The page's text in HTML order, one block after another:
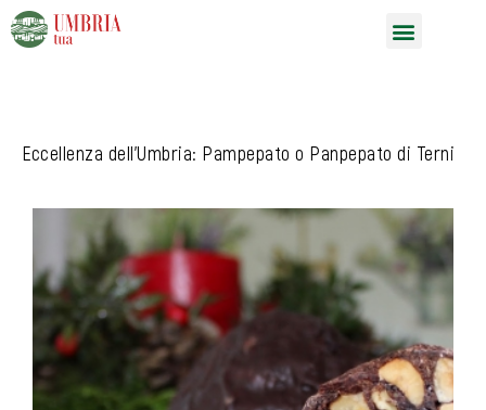
Vai
al
Eccellenza dell’Umbria: Pampepato o Panpepato di Terni